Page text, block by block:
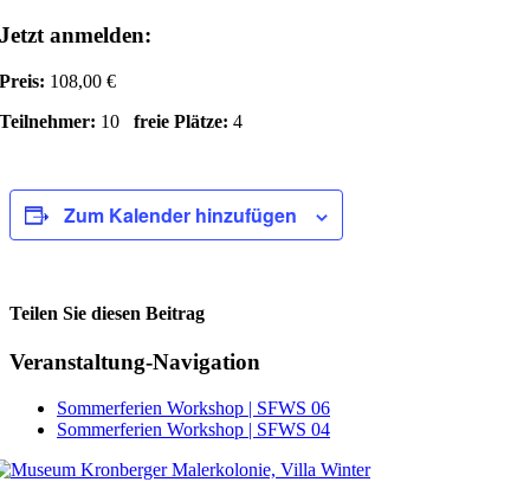
Jetzt anmelden:
Preis: 108,00 €
Teilnehmer: 10freie Plätze: 4
Zum Kalender hinzufügen
Teilen Sie diesen Beitrag
Facebook
Veranstaltung-Navigation
Sommerferien Workshop | SFWS 06
Sommerferien Workshop | SFWS 04